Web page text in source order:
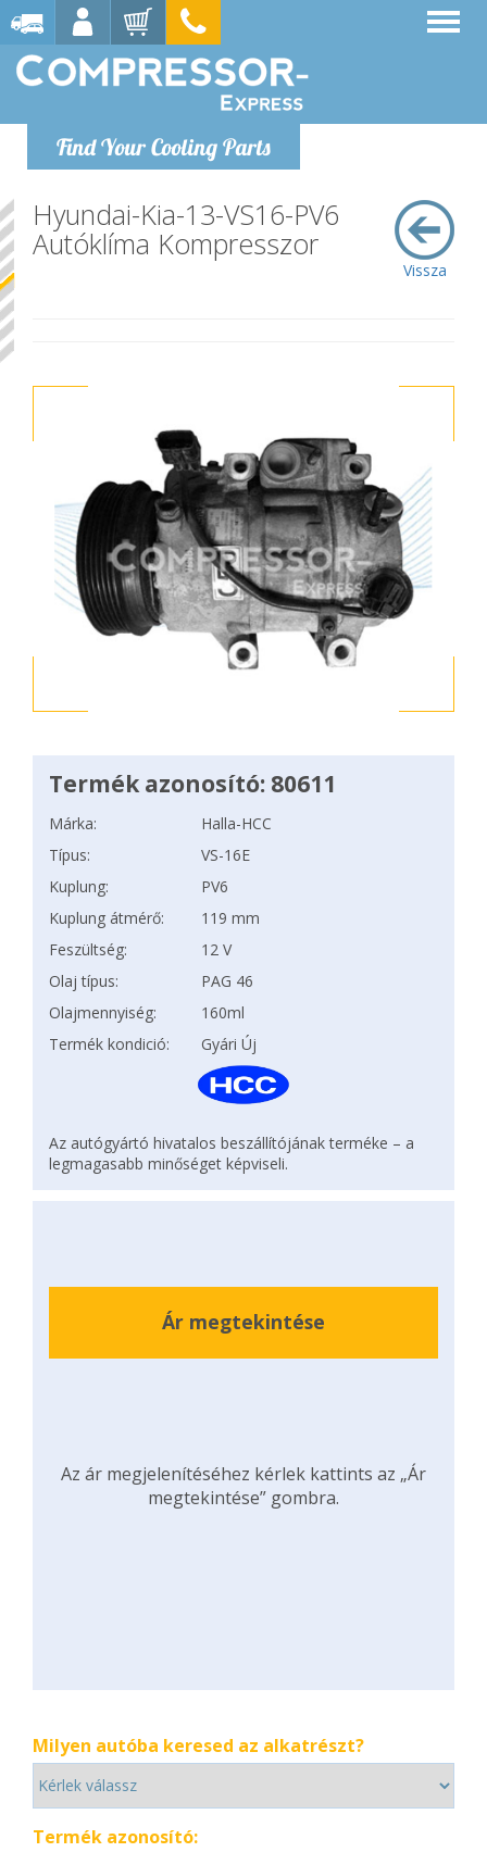
Find Your Cooling Parts
Vissza
Hyundai-Kia-13-VS16-PV6
Autóklíma Kompresszor
Termék azonosító: 80611
Márka:
Halla-HCC
Típus:
VS-16E
Kuplung:
PV6
Kuplung átmérő:
119 mm
Feszültség:
12 V
Olaj típus:
PAG 46
Olajmennyiség:
160ml
Termék kondició:
Gyári Új
Az autógyártó hivatalos beszállítójának terméke – a
legmagasabb minőséget képviseli.
Ár megtekintése
Az ár megjelenítéséhez kérlek kattints az „Ár
megtekintése” gombra.
Milyen autóba keresed az alkatrészt?
Termék azonosító: